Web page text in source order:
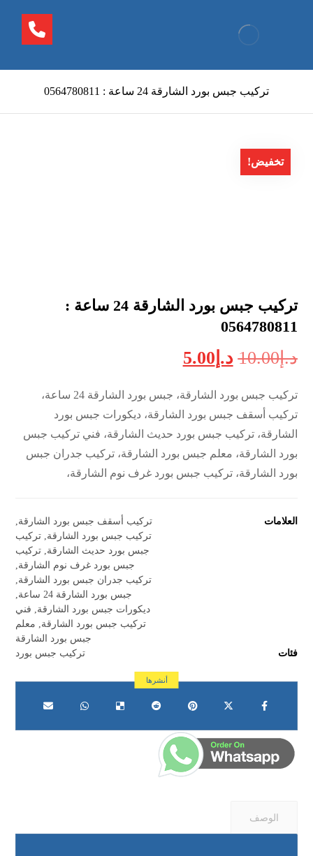
تركيب جبس بورد الشارقة 24 ساعة : 0564780811
تخفيض!
تركيب جبس بورد الشارقة 24 ساعة :
0564780811
د.إ10.00 د.إ 5.00
تركيب جبس بورد الشارقة، جبس بورد الشارقة 24 ساعة،
تركيب أسقف جبس بورد الشارقة، ديكورات جبس بورد
الشارقة، تركيب جبس بورد حديث الشارقة، فني تركيب جبس
بورد الشارقة، معلم جبس بورد الشارقة، تركيب جدران جبس
بورد الشارقة، تركيب جبس بورد غرف نوم الشارقة،
العلامات تركيب أسقف جبس بورد الشارقة
تركيب جبس بورد الشارقة تركيب
جبس بورد حديث الشارقة تركيب
جبس بورد غرف نوم الشارقة
تركيب جدران جبس بورد الشارقة
جبس بورد الشارقة 24 ساعة
ديكورات جبس بورد الشارقة
فني
تركيب جبس بورد الشارقة
معلم
جبس بورد الشارقة
فئات
تركيب جبس بورد
الوصف